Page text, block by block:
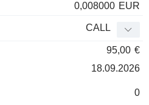
0,008000 EUR
CALL
95,00 €
18.09.2026
0